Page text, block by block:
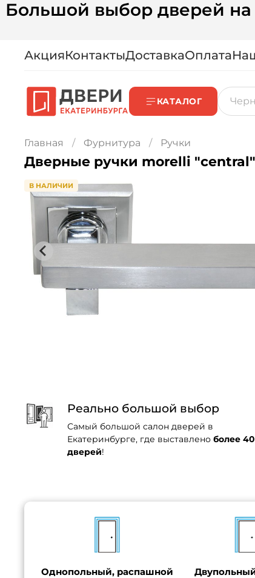
Большой выбор дверей на
АкцияКонтактыДоставкаОплата
КАТАЛОГ
Главная Фурнитура Ручки
Дверные ручки morelli
В НАЛИЧИИ
Реально большой выбор
Самый большой салон дверей в
Екатеринбурге, где выставлено более
дверей!
Однопольный, распашной